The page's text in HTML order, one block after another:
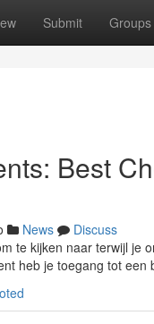
Submit Groups
Best
News
Discuss
te kijken naar terwijl je
heb je toegang tot een